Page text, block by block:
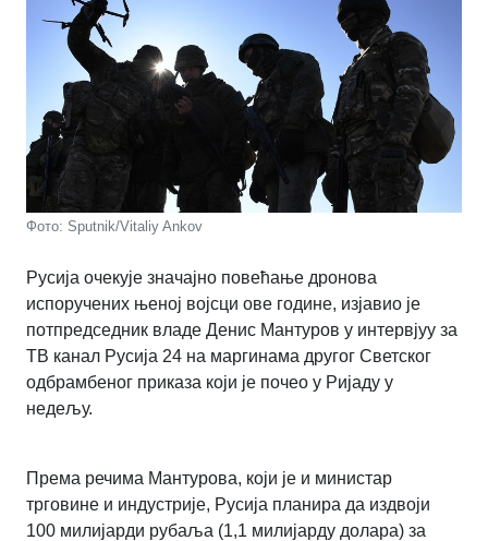
Фото: Sputnik/Vitaliy Ankov
Русија очекује значајно повећање дронова
испоручених њеној војсци ове године, изјавио је
потпредседник владе Денис Мантуров у интервјуу за
ТВ канал Русија 24 на маргинама другог Светског
одбрамбеног приказа који је почео у Ријаду у
недељу.
Према речима Мантурова, који је и министар
трговине и индустрије, Русија планира да издвоји
100 милијарди рубаља (1,1 милијарду долара) за